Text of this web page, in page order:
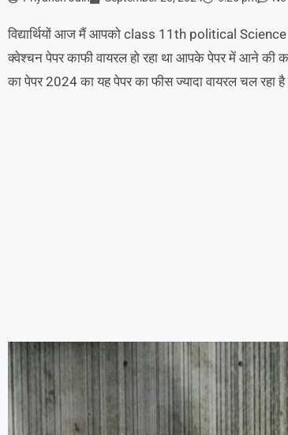
विद्यार्थियों आज मैं आपको class 11th political
क्वेश्चन पेपर काफी वायरल हो रहा था आपके पेपर में आने की
का पेपर 2024 का यह पेपर का फीस ज्यादा वायरल चल रहा